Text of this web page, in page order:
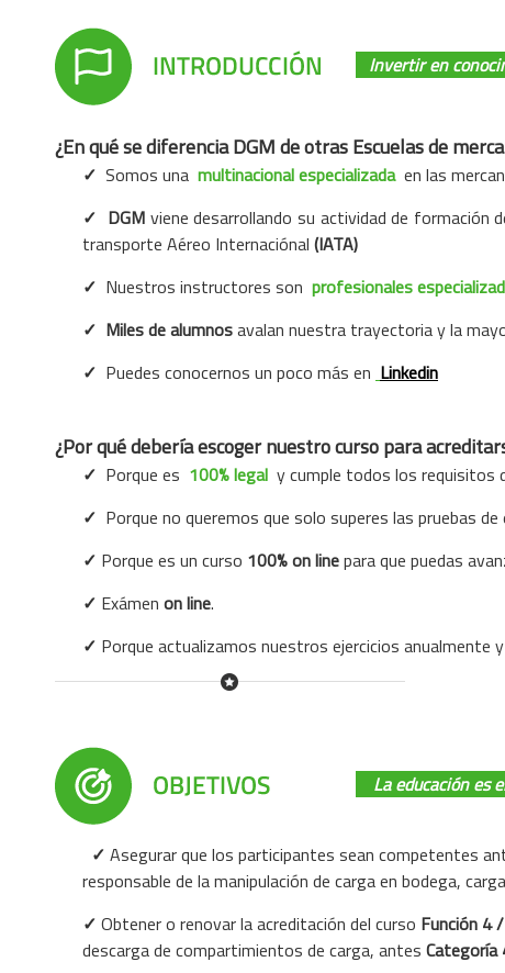
Invertir en
¿En qué se diferencia DGM de otras Escuelas de
✓ Somos una multinacional especializada en las
✓ DGM viene desarrollando su actividad de formación
transporte Aéreo Internaciónal (IATA)
✓ Nuestros instructores son profesionales
✓ Miles de alumnosavalan nuestra trayectoria y la
✓ Puedes conocernos un poco más en Linkedin
¿Por qué debería escoger nuestro curso para
✓ Porque es 100% legal y cumple todos los requisitos
✓ Porque no queremos que solo superes las pruebas de
✓ Porque es un curso 100% on linepara que puedas
✓ Exámen on line.
✓ Porque actualizamos nuestros ejercicios anualmente y
La educación es
✓ Asegurar que los participantes sean competentes
responsable de la manipulación de carga en bodega,
✓ Obtener o renovar la acreditación del curso Función 4
descarga de compartimientos de carga, antes Categoría